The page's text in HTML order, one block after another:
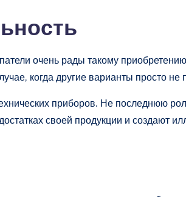
очень рады такому
когда другие варианты просто не
приборов. Не последнюю
своей продукции и создают